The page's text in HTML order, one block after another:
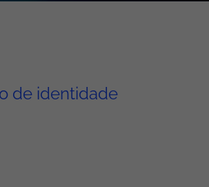
de identidade